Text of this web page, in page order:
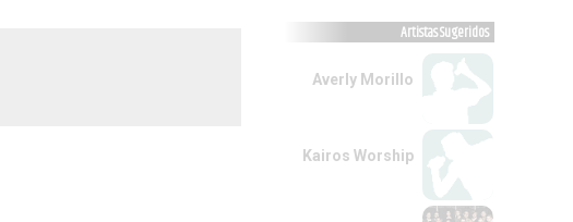
Artistas Sugeridos
Averly Morillo
Kairos Worship